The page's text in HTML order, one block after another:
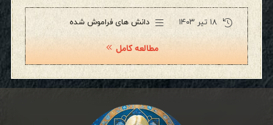
۱۸ تیر ۱۴۰۳ دانش های فراموش شده
مطالعه کامل